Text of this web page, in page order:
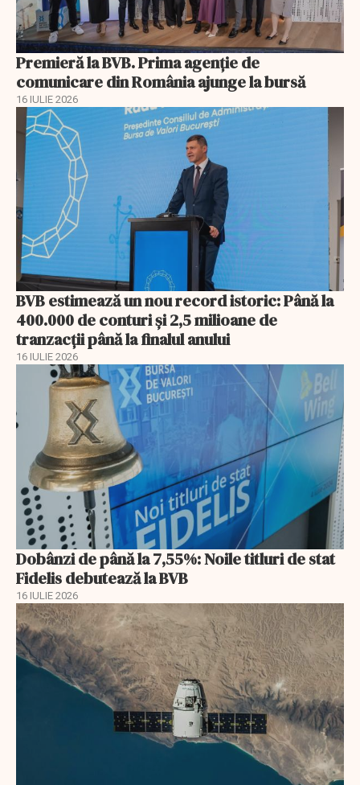
Premieră la BVB. Prima agenție de
comunicare din România ajunge la bursă
16 IULIE 2026
BVB estimează un nou record istoric: Până la
400.000 de conturi și 2,5 milioane de
tranzacții până la finalul anului
16 IULIE 2026
Dobânzi de până la 7,55%: Noile titluri de stat
Fidelis debutează la BVB
16 IULIE 2026